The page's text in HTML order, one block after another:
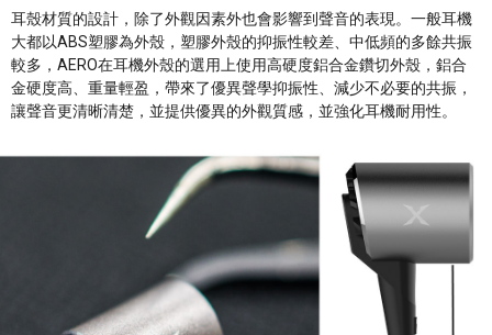
耳殼材質的設計，除了外觀因素外也會影響到聲音的表現。一般耳機
大都以ABS塑膠為外殼，塑膠外殼的抑振性較差、中低頻的多餘共振
較多，AERO在耳機外殼的選用上使用高硬度鋁合金鑽切外殼，鋁合
金硬度高、重量輕盈，帶來了優異聲學抑振性、減少不必要的共振，
讓聲音更清晰清楚，並提供優異的外觀質感，並強化耳機耐用性。